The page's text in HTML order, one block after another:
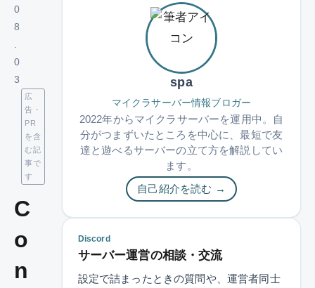
0
8
0
3
広
告・
PR
を含
む記
事で
す
C
o
n
spa
マイクラサーバー情報ブロガー
2022年からマイクラサーバーを運用中。自
分がつまずいたところを中心に、最短で友
達と遊べるサーバーの立て方を解説してい
ます。
自己紹介を読む →
Discord
サーバー運営の相談・交流
設定で詰まったときの質問や、運営者同士